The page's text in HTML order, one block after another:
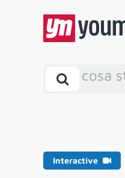
cosa
Interactive